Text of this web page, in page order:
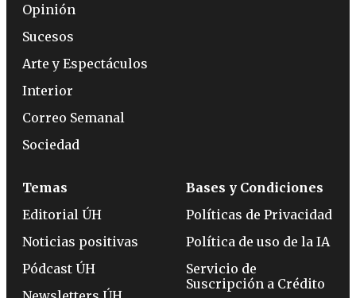
Opinión
Sucesos
Arte y Espectáculos
Interior
Correo Semanal
Sociedad
Temas
Editorial ÚH
Noticias positivas
Pódcast ÚH
Bases y Condiciones
Políticas de Privacidad
Política de uso de la IA
Servicio de
Suscripción a Crédito